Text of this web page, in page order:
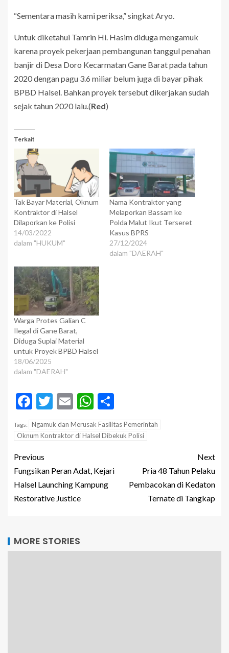
“Sementara masih kami periksa,” singkat Aryo.
Untuk diketahui Tamrin Hi. Hasim diduga mengamuk
karena proyek pekerjaan pembangunan tanggul penahan
banjir di Desa Doro Kecarmatan Gane Barat pada tahun
2020 dengan pagu 3.6 miliar belum juga di bayar pihak
BPBD Halsel. Bahkan proyek tersebut dikerjakan sudah
sejak tahun 2020 lalu.(Red)
Terkait
Tak Bayar Material, Oknum
Kontraktor di Halsel
Dilaporkan ke Polisi
14/03/2022
dalam "HUKUM"
Nama Kontraktor yang
Melaporkan Bassam ke
Polda Malut Ikut Terseret
Kasus BPRS
27/12/2024
dalam "DAERAH"
Warga Protes Galian C
Ilegal di Gane Barat,
Diduga Suplai Material
untuk Proyek BPBD Halsel
18/06/2025
dalam "DAERAH"
Facebook
Twitter
EmailWhatsApp
Tags: Ngamuk dan Merusak Fasilitas Pemerintah
Oknum Kontraktor di Halsel Dibekuk Polisi
Previous
Fungsikan Peran Adat, Kejari
Halsel Launching Kampung
Restorative Justice
Next
Pria 48 Tahun Pelaku
Pembacokan di Kedaton
Ternate di Tangkap
MORE STORIES